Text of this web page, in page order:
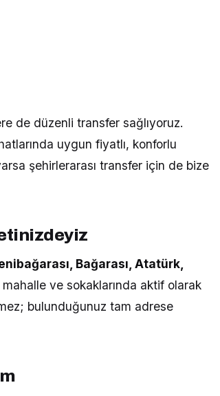
de düzenli transfer sağlıyoruz.
uygun fiyatlı, konforlu
şehirlerarası transfer için de bize
Bağarası, Atatürk,
ve sokaklarında aktif olarak
bulunduğunuz tam adrese